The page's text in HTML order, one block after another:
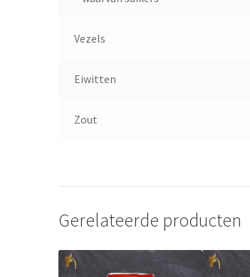
Vezels
Eiwitten
Zout
Gerelateerde producten